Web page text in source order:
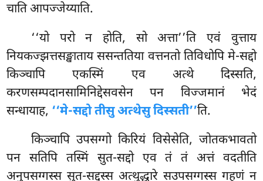
चाति आपज्जेय्याति.
‘‘यो परो न होति, सो अत्ता’’ति एवं वुत्ताय
नियकज्झत्तसङ्खाताय ससन्ततिया वत्तनतो तिविधोपि मे-सद्दो
किञ्चापि एकस्मिं एव अत्थे दिस्सति,
करणसम्पदानसामिनिद्देसवसेन पन विज्जमानं भेदं
सन्धायाह, ‘‘मे-सद्दो तीसु अत्थेसु दिस्सती’’ति.
किञ्चापि उपसग्गो किरियं विसेसेति, जोतकभावतो
पन सतिपि तस्मिं सुत-सद्दो एव तं तं अत्तं वदतीति
अनुपसग्गस्स सुत-सद्दस्स अत्थुद्धारे सउपसग्गस्स गहणं न